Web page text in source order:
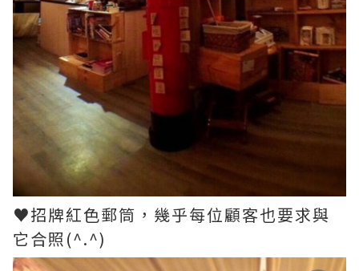
♥招牌紅色郵筒，幾乎每位顧客也要求與
它合照(^.^)